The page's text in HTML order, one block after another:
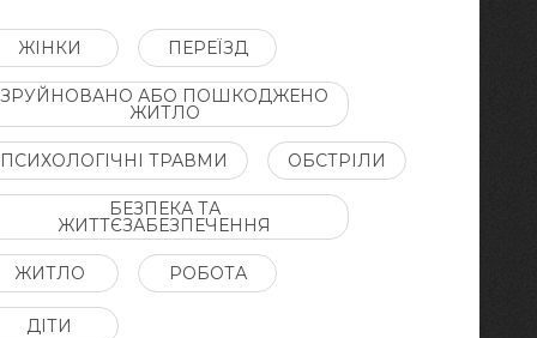
ЖІНКИ ПЕРЕЇЗД
ЗРУЙНОВАНО АБО ПОШКОДЖЕНО
ЖИТЛО
ПСИХОЛОГІЧНІ ТРАВМИ ОБСТРІЛИ
БЕЗПЕКА ТА
ЖИТТЄЗАБЕЗПЕЧЕННЯ
ЖИТЛО РОБОТА
ДІТИ